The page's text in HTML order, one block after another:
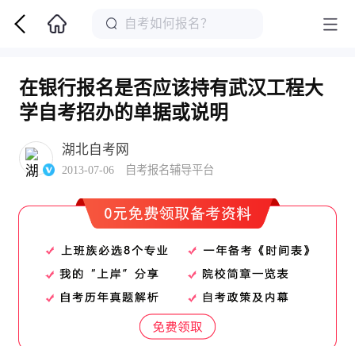
在银行报名是否应该持有武汉工程大
学自考招办的单据或说明
湖北自考网
2013-07-06 自考报名辅导平台